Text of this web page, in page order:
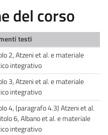
del corso
testi
2, Atzeni et al. e materiale
integrativo
3, Atzeni et al. e materiale
integrativo
4, (paragrafo 4.3) Atzeni et al.
6, Albano et al. e materiale
integrativo